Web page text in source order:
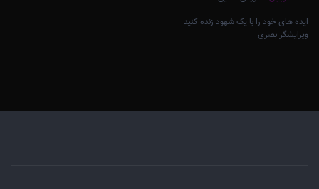
ایده های خود را با یک شهود زنده کنید
ویرایشگر بصری